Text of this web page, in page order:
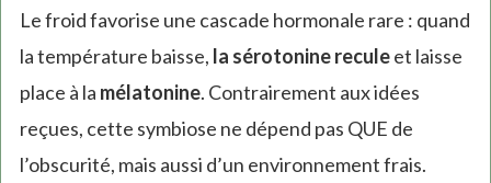
Le froid favorise une cascade hormonale rare : quand
la température baisse, la sérotonine reculeet laisse
place à la mélatonine. Contrairement aux idées
reçues, cette symbiose ne dépend pas QUE de
l’obscurité, mais aussi d’un environnement frais.